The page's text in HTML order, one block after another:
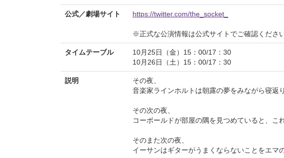
公式／劇場サイト https://twitter.com/the_socket_
※正式な公演情報は公式サイトでご確認ください
タイムテーブル
10月25日（金）15：00/17：30
10月26日（土）15：00/17：30
説明
その夜、
音楽家ラインホルトは朝露の夢をみながら寝返
その次の夜、
コーボールドが部屋の隅を見つめていると、こ
そのまた次の夜、
イーサンはギターがうまくならないことをエマ